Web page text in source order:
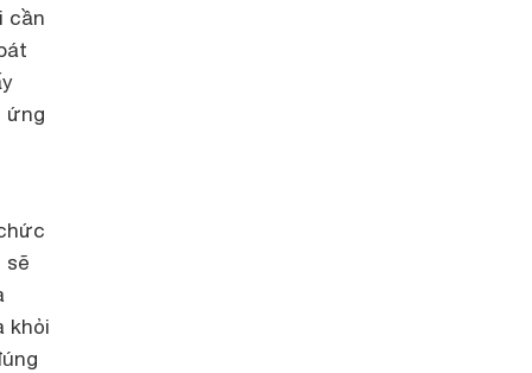
cần
ứng
sẽ
khỏi